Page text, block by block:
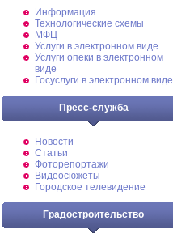
Информация
Технологические схемы
МФЦ
Услуги в электронном виде
Услуги опеки в электронном
виде
Госуслуги в электронном виде
Пресс-служба
Новости
Статьи
Фоторепортажи
Видеосюжеты
Городское телевидение
Градостроительство